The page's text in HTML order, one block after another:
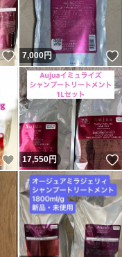
いいね！
7,000円
いいね！
17,550円